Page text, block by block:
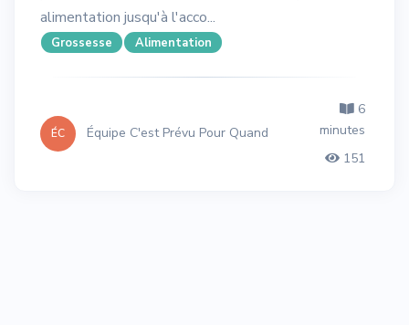
alimentation jusqu'à l'acco...
Grossesse Alimentation
ÉC Équipe C'est Prévu Pour Quand
6
minutes
151